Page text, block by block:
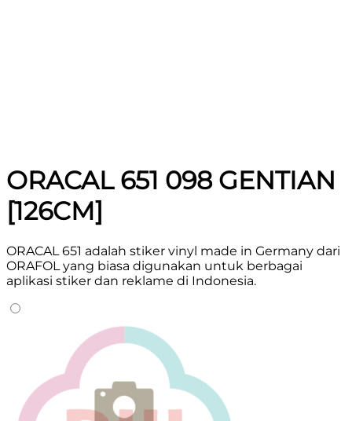
ORACAL 651 098 GENTIAN
[126CM]
ORACAL 651 adalah stiker vinyl made in Germany dari
ORAFOL yang biasa digunakan untuk berbagai
aplikasi stiker dan reklame di Indonesia.